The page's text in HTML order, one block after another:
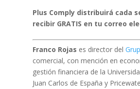
Plus Comply distribuirá cada
recibir GRATIS en tu correo
Franco Rojas es director del
comercial, con mención en
gestión financiera de la
Juan Carlos de España y